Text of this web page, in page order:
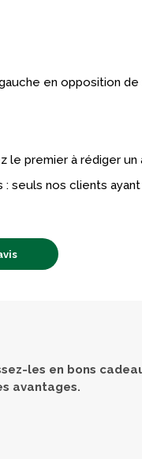
en opposition de
le premier à rédiger un
: seuls nos clients
les en bons
avantages.